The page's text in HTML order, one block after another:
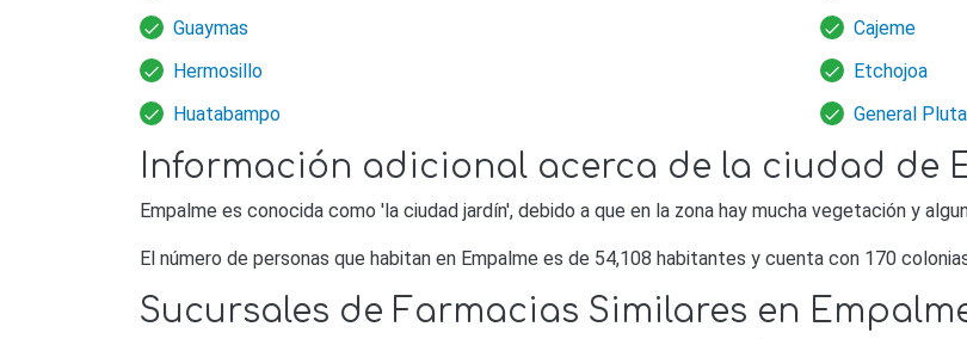
Guaymas
Hermosillo
Huatabampo
Cajeme
Etchojoa
General
Información adicional acerca de la ciudad de
Empalme es conocida como 'la ciudad jardín', debido a que en la zona hay mucha vegetación y
El número de personas que habitan en Empalme es de 54,108 habitantes y cuenta con 170
Sucursales de Farmacias Similares en